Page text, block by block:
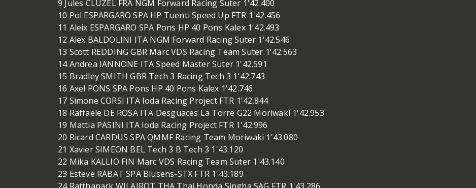
9 Jules CLUZEL FRA NGM Forward Racing Suter 1'42.400
10 Pol ESPARGARO SPA HP Tuenti Speed Up FTR 1'42.456
11 Aleix ESPARGARO SPA Pons HP 40 Pons Kalex 1'42.493
12 Alex BALDOLINI ITA NGM Forward Racing Suter 1'42.546
13 Scott REDDING GBR Marc VDS Racing Team Suter 1'42.563
14 Andrea IANNONE ITA Speed Master Suter 1'42.591
15 Bradley SMITH GBR Tech 3 Racing Tech 3 1'42.743
16 Axel PONS SPA Pons HP 40 Pons Kalex 1'42.746
17 Simone CORSI ITA Ioda Racing Project FTR 1'42.844
18 Raffaele DE ROSA ITA Desguaces La Torre G22 Moriwaki 1'42.953
19 Mattia PASINI ITA Ioda Racing Project FTR 1'42.996
20 Ricard CARDUS SPA QMMF Racing Team Moriwaki 1'43.080
21 Xavier SIMEON BEL Tech 3 B Tech 3 1'43.120
22 Mika KALLIO FIN Marc VDS Racing Team Suter 1'43.140
23 Esteve RABAT SPA Blusens-STX FTR 1'43.189